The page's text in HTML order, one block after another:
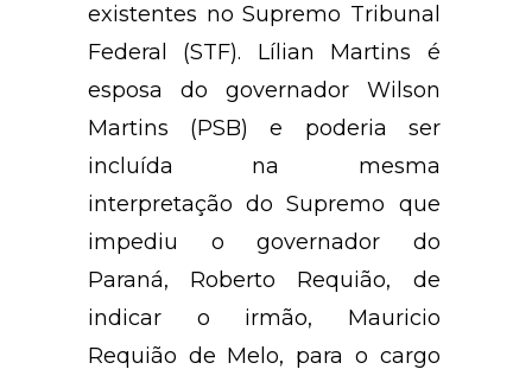
existentes no Supremo Tribunal
Federal (STF). Lílian Martins é
esposa do governador Wilson
Martins (PSB) e poderia ser
incluída na mesma
interpretação do Supremo que
impediu o governador do
Paraná, Roberto Requião, de
indicar o irmão, Mauricio
Requião de Melo, para o cargo